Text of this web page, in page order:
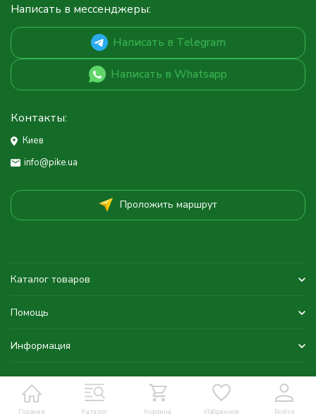
Главная Каталог Корзина Избранное Войти
Написать в мессенджеры:
Написать в Telegram
Написать в Whatsapp
Контакты:
Киев
info@pike.ua
Проложить маршрут
Каталог товаров
Помощь
Информация